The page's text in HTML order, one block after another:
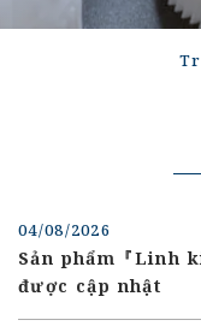
04/08/2026
Sản phẩm『Linh
được cập nhật